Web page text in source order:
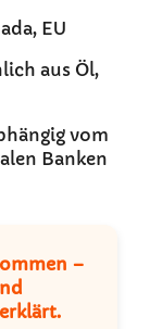
EU
aus Öl,
vom
Banken
–